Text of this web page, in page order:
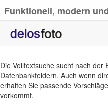
Funktionell, modern
Die Volltextsuche sucht nach der
Datenbankfeldern. Auch wenn
erhalten Sie passende
vorkommt.